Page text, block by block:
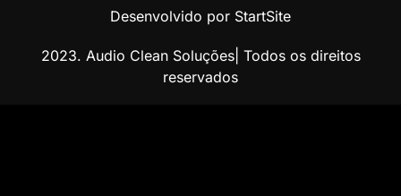
2023. Audio Clean Soluções| Todos os direitos
reservados
Desenvolvido por StartSite